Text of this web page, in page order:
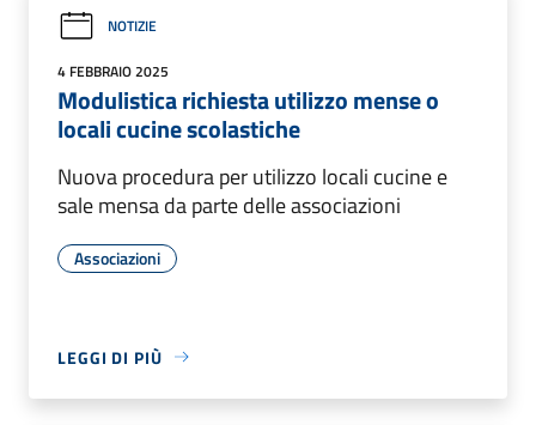
NOTIZIE
4 FEBBRAIO 2025
Modulistica richiesta utilizzo mense o
locali cucine scolastiche
Nuova procedura per utilizzo locali cucine e
sale mensa da parte delle associazioni
Associazioni
LEGGI DI PIÙ